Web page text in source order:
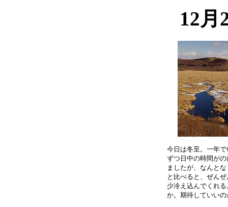
12月
今日は冬至。一年
ずつ日中の時間が
ましたが、なんと
と比べると、ぜん
少冷え込んでくれ